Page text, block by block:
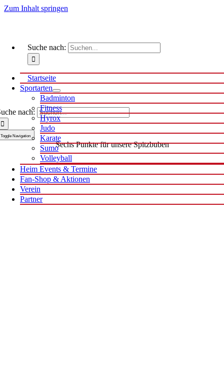
Zum Inhalt springen
nach:
Toggle Navigation
Startseite
Sportarten
Badminton
Fitness
Hyrox
Judo
Karate
Sumo
Volleyball
Heim Events & Termine
Fan-Shop & Aktionen
Verein
Partner
Suche nach:
Sechs Punkte für unsere Spitzbuben